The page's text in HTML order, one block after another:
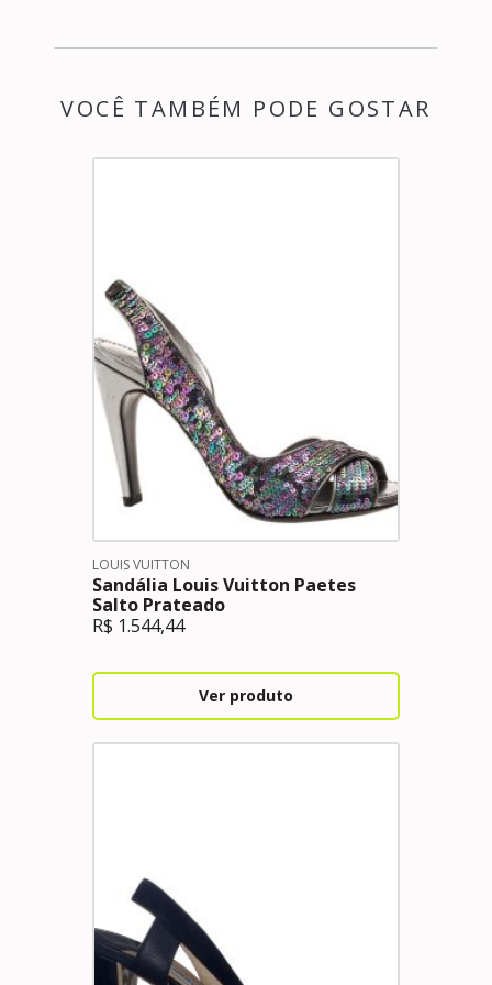
VOCÊ TAMBÉM PODE GOSTAR
LOUIS VUITTON
Sandália Louis Vuitton Paetes
Salto Prateado
R$ 1.544,44
Ver produto